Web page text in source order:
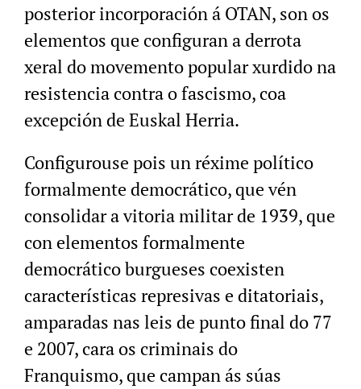
posterior incorporación á OTAN, son os
elementos que configuran a derrota
xeral do movemento popular xurdido na
resistencia contra o fascismo, coa
excepción de Euskal Herria.
Configurouse pois un réxime político
formalmente democrático, que vén
consolidar a vitoria militar de 1939, que
con elementos formalmente
democrático burgueses coexisten
características represivas e ditatoriais,
amparadas nas leis de punto final do 77
e 2007, cara os criminais do
Franquismo, que campan ás súas